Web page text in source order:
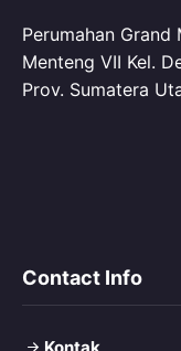
Perumahan
Menteng VII Kel.
Prov. Sumatera
Contact Info